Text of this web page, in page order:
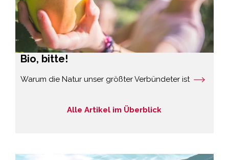
Bio, bitte!
Warum die Natur unser größter Verbündeter ist
Alle Artikel im Überblick